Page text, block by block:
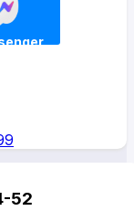
52